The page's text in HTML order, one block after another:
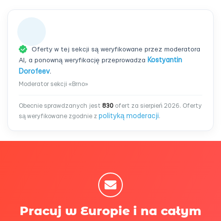
Oferty w tej sekcji są weryfikowane przez moderatora
AI, a ponowną weryfikację przeprowadza Kostyantin
Dorofeev.
Moderator sekcji «Brno»
Obecnie sprawdzanych jest 830 ofert za sierpień 2026. Oferty
są weryfikowane zgodnie z polityką moderacji.
Pracuj w Europie i na całym